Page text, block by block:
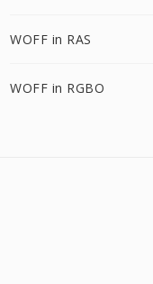
WOFF in RAS
WOFF in RGBO